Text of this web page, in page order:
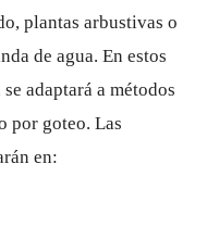
plantas arbustivas o
de agua. En estos
adaptará a métodos
por goteo. Las
en: